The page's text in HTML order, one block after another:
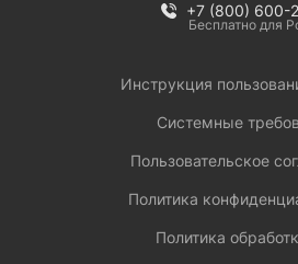
+7 (800) 600-
Бесплатно для
Инструкция
Системные
Пользовательское
Политика
Политика